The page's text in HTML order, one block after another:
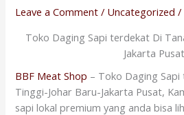
Leave a Comment / Uncategorized /
Toko Daging Sapi terdekat Di
Jakarta Pusat
BBF Meat Shop – Toko Daging
Tinggi-Johar Baru-Jakarta Pusat,
sapi lokal premium yang anda bisa